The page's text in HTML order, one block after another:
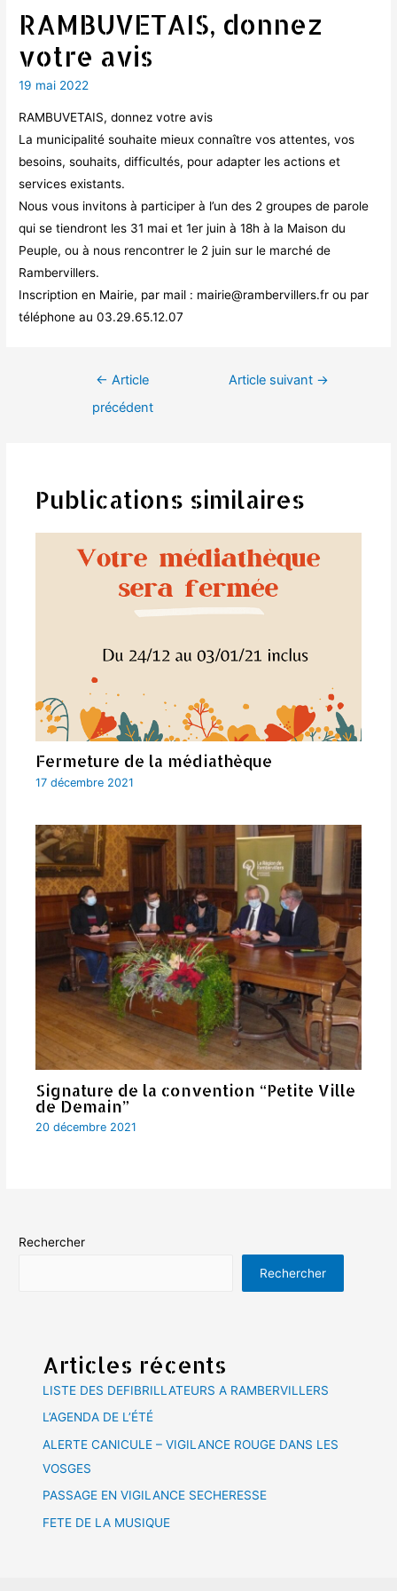
RAMBUVETAIS, donnez
votre avis
19 mai 2022
RAMBUVETAIS, donnez votre avis
La municipalité souhaite mieux connaître vos attentes, vos
besoins, souhaits, difficultés, pour adapter les actions et
services existants.
Nous vous invitons à participer à l’un des 2 groupes de parole
qui se tiendront les 31 mai et 1er juin à 18h à la Maison du
Peuple, ou à nous rencontrer le 2 juin sur le marché de
Rambervillers.
Inscription en Mairie, par mail : mairie@rambervillers.fr ou par
téléphone au 03.29.65.12.07
Navigation← Article
précédent
Article suivant →
Publications similaires
Fermeture de la médiathèque
17 décembre 2021
Signature de la convention “Petite Ville
de Demain”
20 décembre 2021
Rechercher
Rechercher
Articles récents
LISTE DES DEFIBRILLATEURS A RAMBERVILLERS
L’AGENDA DE L’ÉTÉ
ALERTE CANICULE – VIGILANCE ROUGE DANS LES
VOSGES
PASSAGE EN VIGILANCE SECHERESSE
FETE DE LA MUSIQUE